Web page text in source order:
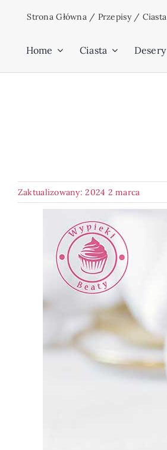
Strona Główna/ Przepisy/ Ciasta
Home Ciasta Desery
Zaktualizowany: 2024 2 marca